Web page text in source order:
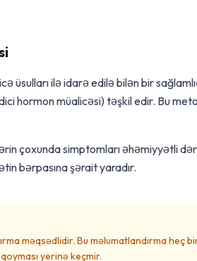
üsulları ilə idarə edilə bilən bir
hormon müalicəsi) təşkil edir. Bu
çoxunda simptomları əhəmiyyətli
bərpasına şərait yaradır.
məqsədlidir. Bu məlumatlandırma heç
yerinə keçmir.